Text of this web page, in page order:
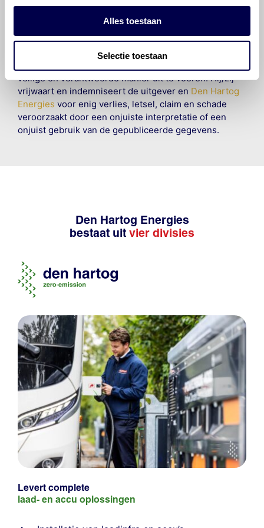
Alles toestaan
Selectie toestaan
informatie. Door deze olieaanbevelingsinformatie te
raadplegen en te gebruiken erkent de gebruiker dat
hij/zij de ervaring, de kennis en het vermogen heeft
veilige en verantwoorde manier uit te voeren. Hij/zij
vrijwaart en indemniseert de uitgever en Den Hartog
Energies voor enig verlies, letsel, claim en schade
veroorzaakt door een onjuiste interpretatie of een
onjuist gebruik van de gepubliceerde gegevens.
Den Hartog Energies
bestaat uit vier divisies
Levert complete
laad- en accu oplossingen